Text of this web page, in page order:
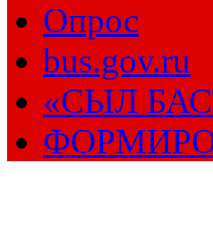
Опрос
bus.gov.ru
«СЫЛ